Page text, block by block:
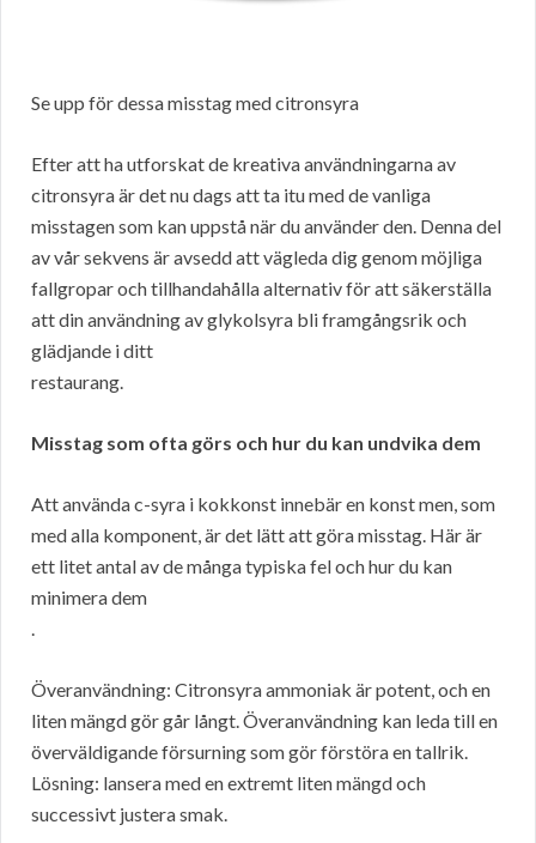
Se upp för dessa misstag med citronsyra
Efter att ha utforskat de kreativa användningarna av
citronsyra är det nu dags att ta itu med de vanliga
misstagen som kan uppstå när du använder den. Denna del
av vår sekvens är avsedd att vägleda dig genom möjliga
fallgropar och tillhandahålla alternativ för att säkerställa
att din användning av glykolsyra bli framgångsrik och
glädjande i ditt
restaurang.
Misstag som ofta görs och hur du kan undvika dem
Att använda c-syra i kokkonst innebär en konst men, som
med alla komponent, är det lätt att göra misstag. Här är
ett litet antal av de många typiska fel och hur du kan
minimera dem
.
Överanvändning: Citronsyra ammoniak är potent, och en
liten mängd gör går långt. Överanvändning kan leda till en
överväldigande försurning som gör förstöra en tallrik.
Lösning: lansera med en extremt liten mängd och
successivt justera smak.